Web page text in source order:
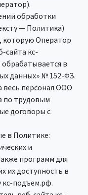
обработки
— Политика)
которую Оператор
сайта кс-
в
данных» № 152-ФЗ.
весь персонал ООО
по трудовым
договоры с
в Политике:
и
программ для
их доступность в
кс-подъем.рф.